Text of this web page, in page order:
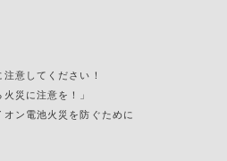
意してください！
災に注意を！」
ン電池火災を防ぐために